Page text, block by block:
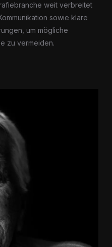
weit verbreitet
sowie klare
um mögliche
zu vermeiden.